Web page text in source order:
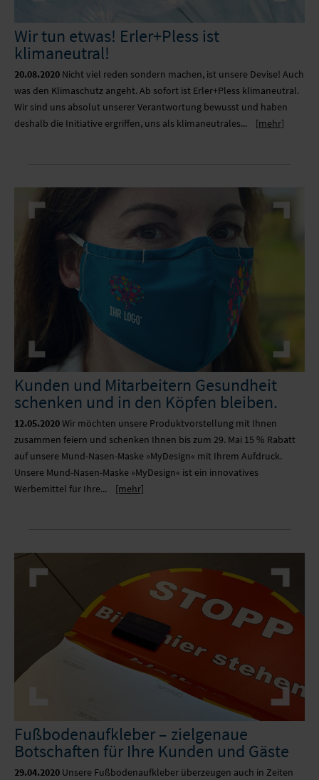
Wir tun etwas! Erler+Pless ist
klimaneutral!
20.08.2020 Nicht viel reden sondern machen, ist unsere Devise! Auch
was den Klimaschutz angeht. Ab sofort ist Erler+Pless klimaneutral.
Wir sind uns absolut unserer Verantwortung bewusst und haben
deshalb die Initiative ergriffen, uns als klimaneutrales...
[mehr]
Kunden und Mitarbeitern Gesundheit
schenken und in den Köpfen bleiben.
12.05.2020Wir möchten unsere Produktvorstellung mit Ihnen
zusammen feiern und schenken Ihnen bis zum 29. Mai 15 % Rabatt
auf unsere Mund-Nasen-Maske »MyDesign« mit Ihrem Aufdruck.
Unsere Mund-Nasen-Maske »MyDesign« ist ein innovatives
Werbemittel für Ihre...
[mehr]
Fußbodenaufkleber – zielgenaue
Botschaften für Ihre Kunden und Gäste
29.04.2020 Unsere Fußbodenaufkleber überzeugen auch in Zeiten